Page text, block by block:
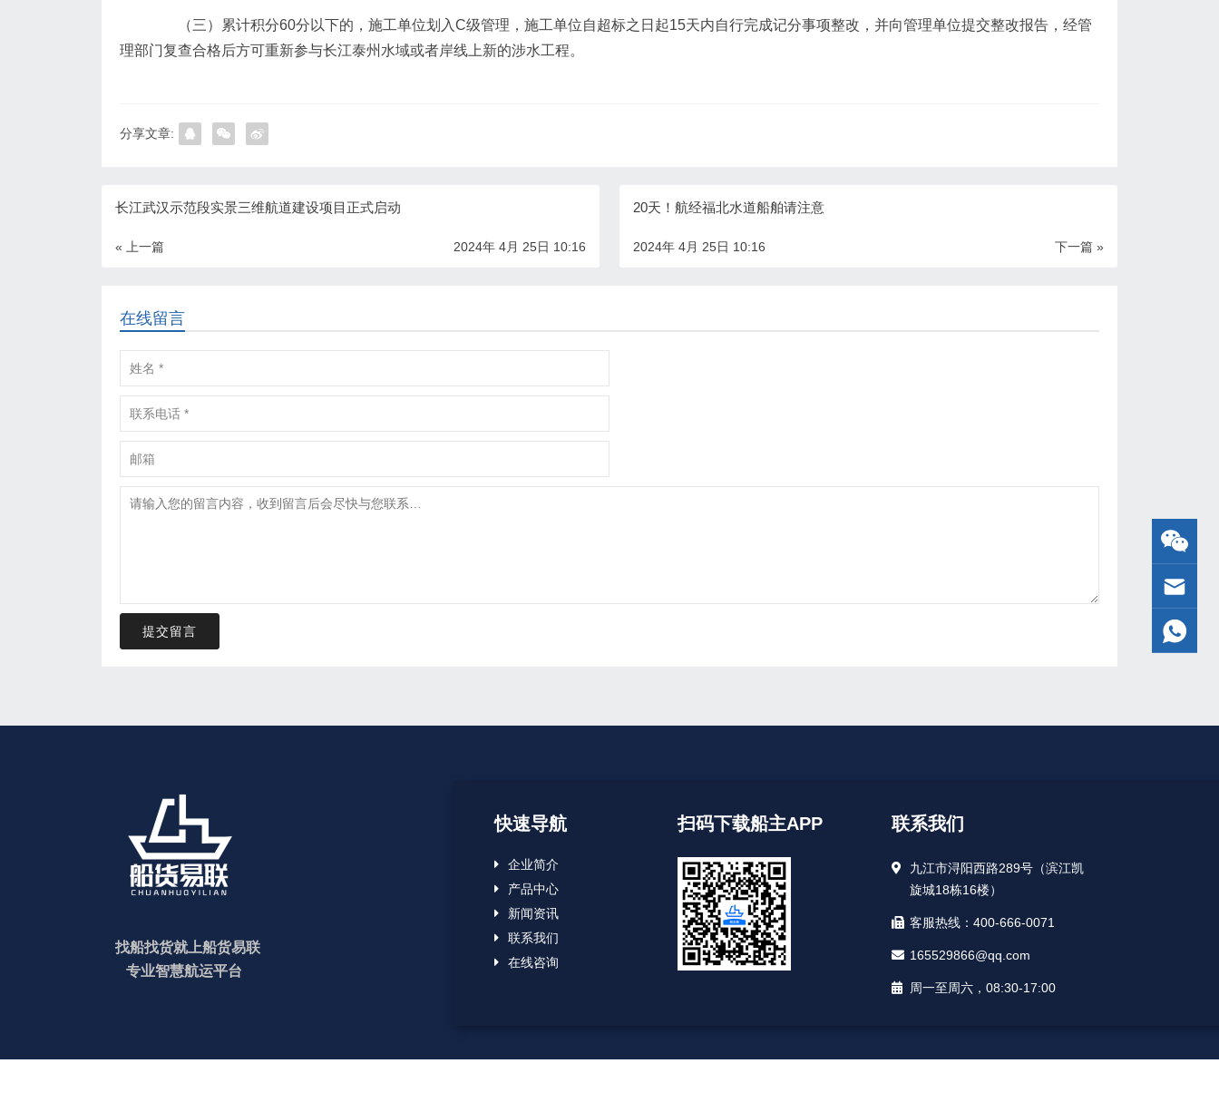
（三）累计积分60分以下的，施工单位划入C级管理，施工单位自超标之日起15天内自行完成记分事项整改，并向管理单位提交整改报告，经管
理部门复查合格后方可重新参与长江泰州水域或者岸线上新的涉水工程。
分享文章:
长江武汉示范段实景三维航道建设项目正式启动
« 上一篇 2024年 4月 25日 10:16
20天！航经福北水道船舶请注意
下一篇 »
2024年 4月 25日 10:16
在线留言
提交留言
找船找货就上船货易联
专业智慧航运平台
快速导航
企业简介
产品中心
新闻资讯
联系我们
在线咨询
扫码下载船主APP 联系我们
九江市浔阳西路289号（滨江凯
旋城18栋16楼）
客服热线：400-666-0071
165529866@qq.com
周一至周六，08:30-17:00